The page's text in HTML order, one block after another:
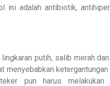
ini adalah antibiotik,
putih, salib merah
menyebabkan ketergantungan
pun harus melakukan